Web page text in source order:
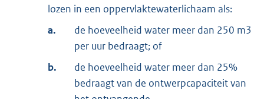
lozen in een oppervlaktewaterlichaam als:
a.
de hoeveelheid water meer dan 250 m3
per uur bedraagt; of
b.
de hoeveelheid water meer dan 25%
bedraagt van de ontwerpcapaciteit van